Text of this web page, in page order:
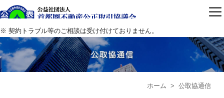
公益社団法人首都圏不
※ 契約トラブル等のご相談は受け付けておりません。
ホーム > 公取協通信